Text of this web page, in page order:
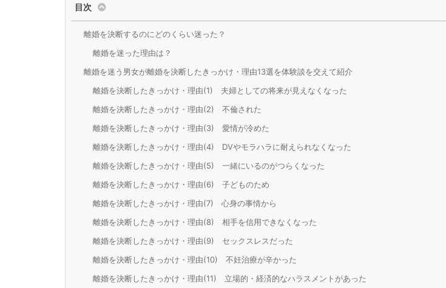
目次
離婚を決断するのにどのくらい迷った？
離婚を迷った理由は？
離婚を迷う男女が離婚を決断したきっかけ・理由13選を体験談を交えて紹介
離婚を決断したきっかけ・理由(1) 夫婦としての将来が見えなくなった
離婚を決断したきっかけ・理由(2) 不倫された
離婚を決断したきっかけ・理由(3) 愛情が冷めた
離婚を決断したきっかけ・理由(4) DVやモラハラに耐えられなくなった
離婚を決断したきっかけ・理由(5) 一緒にいるのがつらくなった
離婚を決断したきっかけ・理由(6) 子どものため
離婚を決断したきっかけ・理由(7) 心身の事情から
離婚を決断したきっかけ・理由(8) 相手を信用できなくなった
離婚を決断したきっかけ・理由(9) セックスレスだった
離婚を決断したきっかけ・理由(10) 不妊治療が辛かった
離婚を決断したきっかけ・理由(11) 立場的・経済的なハラスメントがあった